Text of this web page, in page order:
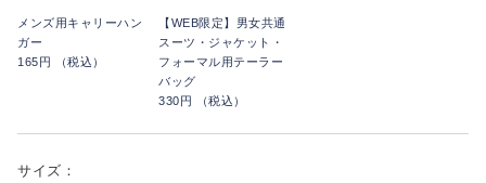
メンズ用キャリーハン
ガー
165円 （税込）
【WEB限定】男女共通
スーツ・ジャケット・
フォーマル用テーラー
バッグ
330円 （税込）
サイズ：